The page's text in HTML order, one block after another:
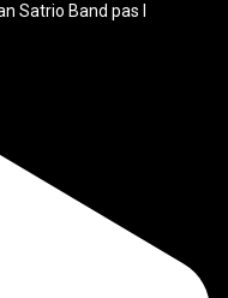
Satrio Band pas l